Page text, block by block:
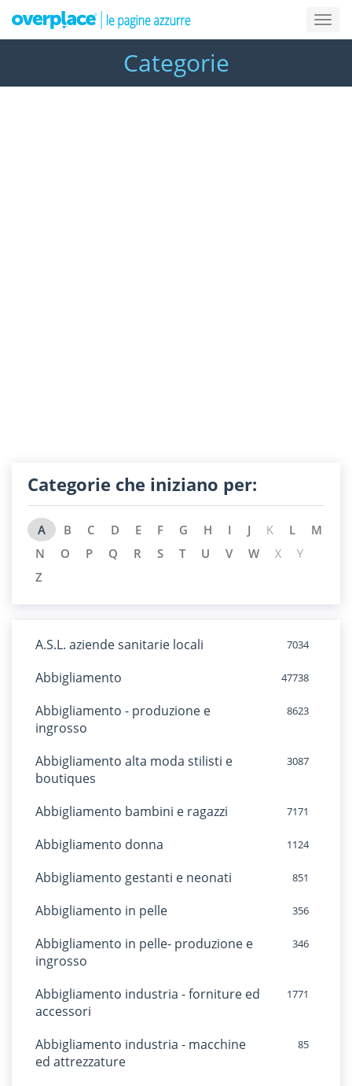
Categorie
Categorie che iniziano per:
A B C D E F G H I J K L
M
N
O P Q R S T U V W X
Y
Z
A.S.L. aziende sanitarie locali 7034
Abbigliamento 47738
Abbigliamento - produzione e
ingrosso
8623
Abbigliamento alta moda stilisti e
boutiques
3087
Abbigliamento bambini e ragazzi 7171
Abbigliamento donna 1124
Abbigliamento gestanti e neonati 851
Abbigliamento in pelle 356
Abbigliamento in pelle- produzione e
ingrosso
346
Abbigliamento industria - forniture ed
accessori
1771
Abbigliamento industria - macchine
ed attrezzature
85